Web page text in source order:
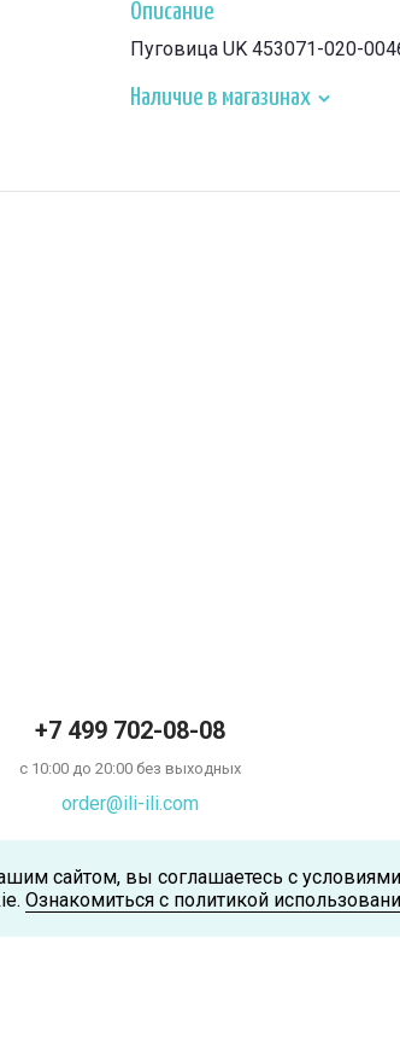
Описание
Пуговица UK 453071-020-
Наличие в магазинах
+7 499 702-08-08
с 10:00 до 20:00 без выходных
order@ili-ili.com
сайтом, вы соглашаетесь с
Ознакомиться с политикой